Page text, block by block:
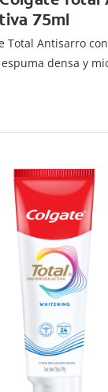
75ml
Total Antisarro
densa y